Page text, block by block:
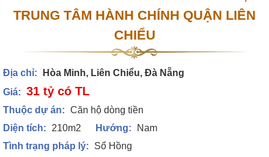
TRUNG TÂM HÀNH CHÍNH QUẬN LIÊN
CHIỂU
Địa chỉ:
Hòa Minh, Liên Chiểu, Đà Nẵng
Giá: 31 tỷ có TL
Thuộc dự án: Căn hộ dòng tiền
Diện tích: 210m2 Hướng:
Nam
Tình trạng pháp lý:
Sổ Hồng